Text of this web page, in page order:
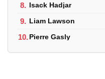
8. Isack Hadjar
9. Liam Lawson
10.Pierre Gasly